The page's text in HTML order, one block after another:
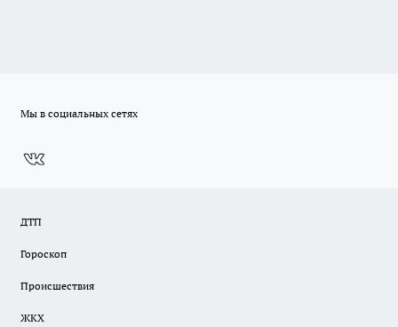
Мы в социальных сетях
ДТП
Гороскоп
Происшествия
ЖКХ